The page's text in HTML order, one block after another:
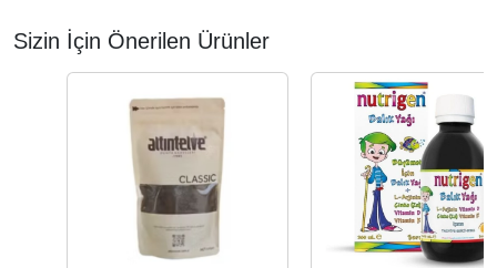
Sizin İçin Önerilen Ürünler